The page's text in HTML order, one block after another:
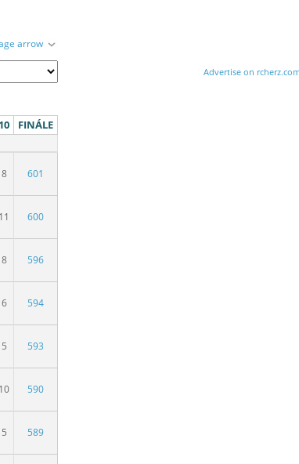
arrow
10 FINÁLE
8 601
11 600
8 596
6 594
5 593
10 590
5 589
Advertise on